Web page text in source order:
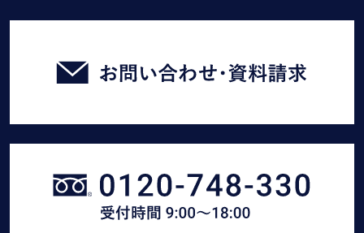
い
わ
せ・
料
請
幸
産
業